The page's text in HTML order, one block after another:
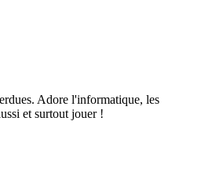
Adore l'informatique, les
et surtout jouer !